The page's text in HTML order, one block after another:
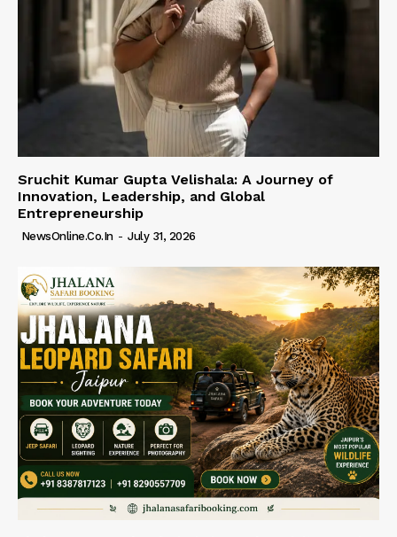
Sruchit Kumar Gupta Velishala: A Journey of
Innovation, Leadership, and Global
Entrepreneurship
NewsOnline.co.in - July 31, 2026